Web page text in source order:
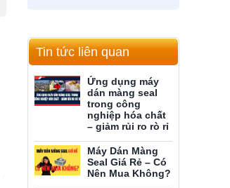
Tin tức liên quan
Ứng dụng máy
dán màng seal
trong công
nghiệp hóa chất
– giảm rủi ro rò rỉ
Máy Dán Màng
Seal Giá Rẻ – Có
Nên Mua Không?